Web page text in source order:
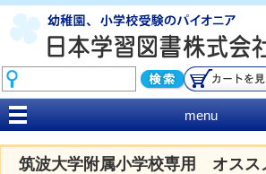
menu
筑波大学附属小学校専用 オスス